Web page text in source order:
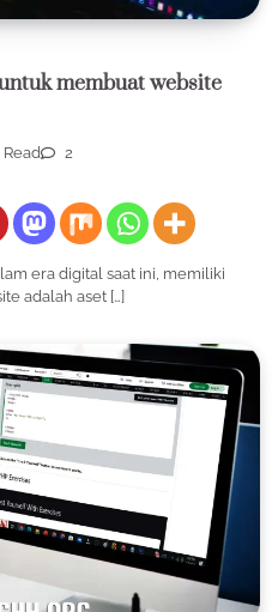
membuat website
Read
2
era digital saat ini, memiliki
adalah aset […]